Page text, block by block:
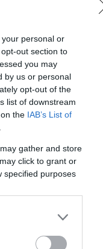
personal or
out section to
you may
by us or personal
opt-out of the
list of downstream
the IAB’s List of
gather and store
click to grant or
specified purposes